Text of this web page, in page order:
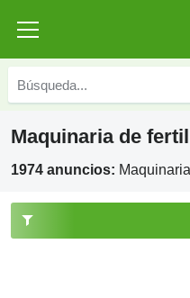
Maquinaria de
1974 anuncios: